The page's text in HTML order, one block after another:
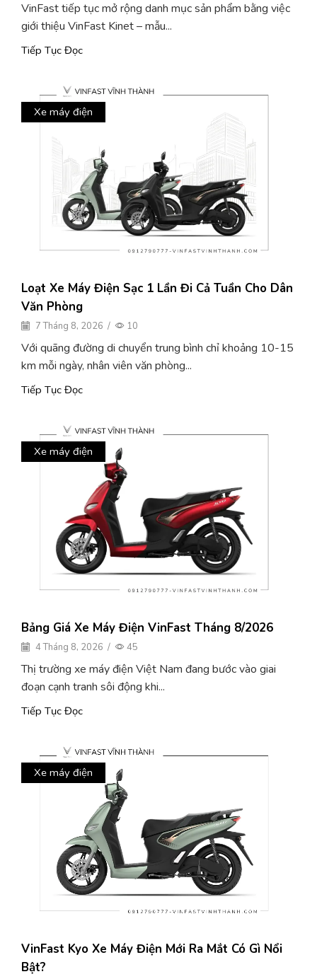
VinFast tiếp tục mở rộng danh mục sản phẩm bằng việc
giới thiệu VinFast Kinet – mẫu...
Tiếp Tục Đọc
Xe máy điện
Loạt Xe Máy Điện Sạc 1 Lần Đi Cả Tuần Cho Dân
Văn Phòng
7 Tháng 8, 2026 / 10
Với quãng đường di chuyển trung bình chỉ khoảng 10-15
km mỗi ngày, nhân viên văn phòng...
Tiếp Tục Đọc
Xe máy điện
Bảng Giá Xe Máy Điện VinFast Tháng 8/2026
4 Tháng 8, 2026 / 45
Thị trường xe máy điện Việt Nam đang bước vào giai
đoạn cạnh tranh sôi động khi...
Tiếp Tục Đọc
Xe máy điện
VinFast Kyo Xe Máy Điện Mới Ra Mắt Có Gì Nổi
Bật?